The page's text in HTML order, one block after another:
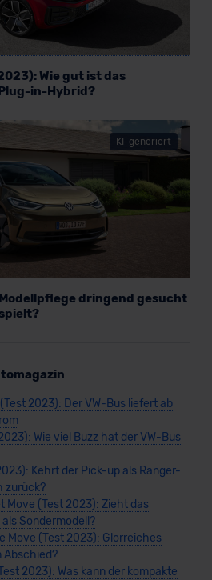
Wie gut ist das
in-Hybrid?
KI-generiert
dringend gesucht
2023): Der VW-Bus liefert ab
Wie viel Buzz hat der VW-Bus
Kehrt der Pick-up als Ranger-
zurück?
Move (Test 2023): Zieht das
Sondermodell?
Move (Test 2023): Glorreiches
Abschied?
2023): Was kann der kompakte